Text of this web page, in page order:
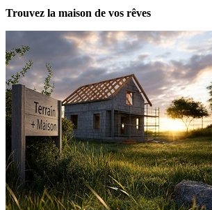
Trouvez la maison de vos rêves